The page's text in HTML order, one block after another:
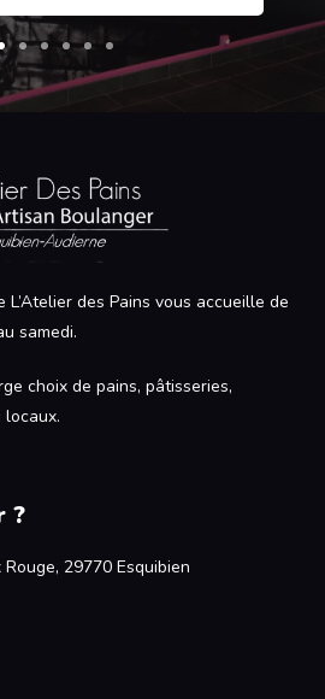
des Pains vous accueille de
samedi.
choix de pains, pâtisseries,
?
29770 Esquibien